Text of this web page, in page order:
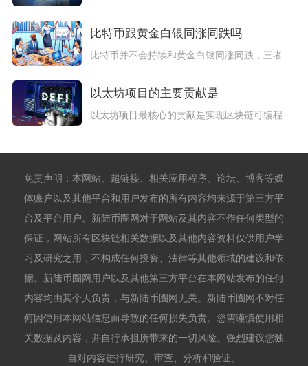
比特币跟黄金白银同涨同跌吗
比特币并不会持续和黄金白银同涨同跌，三者仅在流动性宽松、美元...
以太坊项目的主要贡献是
免责声明：本网站、超链接、相关应用程序、论坛、博客等媒
体账户以及其他平台和用户发布的所有内容均来源于第三方平
台及平台用户。新陆币圈网对于网站及其内容不作任何类型的
保证，网站所有区块链相关数据以及其他内容资料仅供用户学
习及研究之用，不构成任何投资、法律等其他领域的建议和依
据。新陆币圈网用户以及其他第三方平台在本网站发布的任何
内容均由其个人负责，与新陆币圈网无关。新陆币圈网不对任
何因使用本网站信息而导致的任何损失负责。您需谨慎使用相
关数据及内容，并自行承担所带来的一切风险。强烈建议您独
自对内容进行研究、审查、分析和验证。